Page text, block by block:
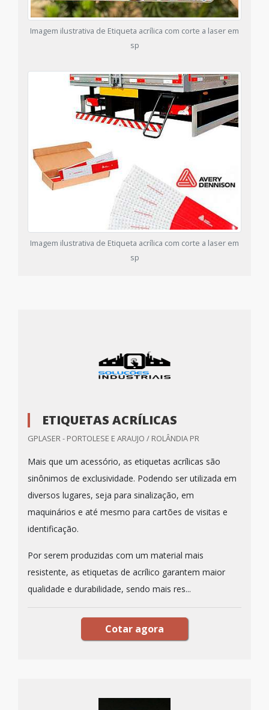
Imagem ilustrativa de Etiqueta acrílica com corte a laser em
sp
Imagem ilustrativa de Etiqueta acrílica com corte a laser em
sp
ETIQUETAS ACRÍLICAS
GPLASER - PORTOLESE E ARAUJO / ROLÂNDIA PR
Mais que um acessório, as etiquetas acrílicas são
sinônimos de exclusividade. Podendo ser utilizada em
diversos lugares, seja para sinalização, em
maquinários e até mesmo para cartões de visitas e
identificação.
Por serem produzidas com um material mais
resistente, as etiquetas de acrílico garantem maior
qualidade e durabilidade, sendo mais res...
Cotar agora